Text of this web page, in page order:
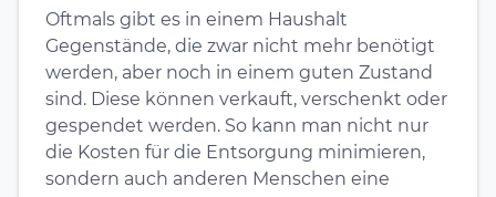
Oftmals gibt es in einem Haushalt
Gegenstände, die zwar nicht mehr benötigt
werden, aber noch in einem guten Zustand
sind. Diese können verkauft, verschenkt oder
gespendet werden. So kann man nicht nur
die Kosten für die Entsorgung minimieren,
sondern auch anderen Menschen eine